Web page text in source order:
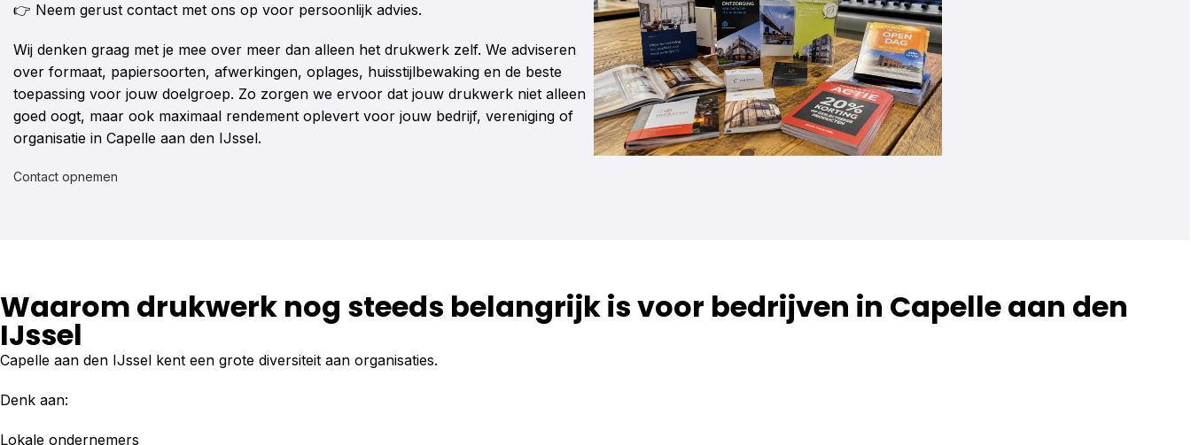
👉 Neem gerust contact met ons op voor persoonlijk advies.
Wij denken graag met je mee over meer dan alleen het drukwerk zelf. We adviseren
over formaat, papiersoorten, afwerkingen, oplages, huisstijlbewaking en de beste
toepassing voor jouw doelgroep. Zo zorgen we ervoor dat jouw drukwerk niet alleen
goed oogt, maar ook maximaal rendement oplevert voor jouw bedrijf, vereniging of
organisatie in Capelle aan den IJssel.
Contact opnemen
Waarom drukwerk nog steeds belangrijk is voor bedrijven in Capelle aan den
IJssel
Capelle aan den IJssel kent een grote diversiteit aan organisaties.
Denk aan:
Lokale ondernemers